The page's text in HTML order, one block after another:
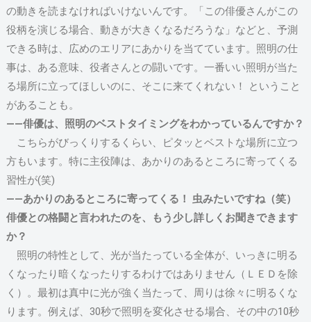
の動きを読まなければいけないんです。「この俳優さんがこの
役柄を演じる場合、動きが大きくなるだろうな」などと、予測
できる時は、広めのエリアにあかりを当てています。照明の仕
事は、ある意味、役者さんとの闘いです。一番いい照明が当た
る場所に立ってほしいのに、そこに来てくれない！ ということ
があることも。
――俳優は、照明のベストタイミングをわかっているんですか？
こちらがびっくりするくらい、ピタッとベストな場所に立つ
方もいます。特に主役陣は、あかりのあるところに寄ってくる
習性が(笑)
――あかりのあるところに寄ってくる！ 虫みたいですね（笑）
俳優との格闘と言われたのを、もう少し詳しくお聞きできます
か？
照明の特性として、光が当たっている全体が、いっきに明る
くなったり暗くなったりするわけではありません（ＬＥＤを除
く）。最初は真中に光が強く当たって、周りは徐々に明るくな
ります。例えば、30秒で照明を変化させる場合、その中の10秒